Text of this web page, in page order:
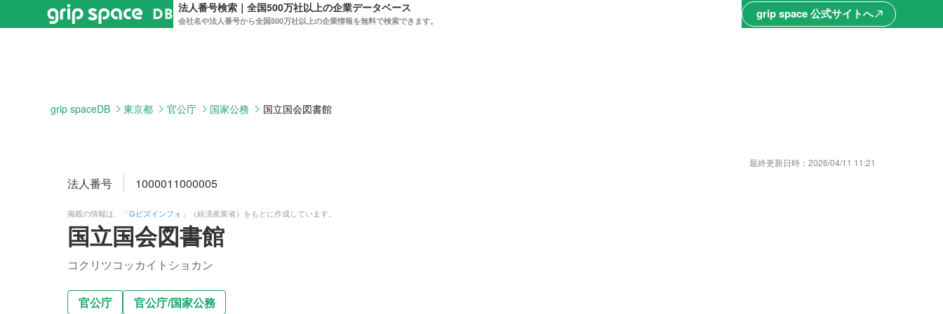
法人番号検索｜全国500万社以上の企業データベース
会社名や法人番号から全国500万社以上の企業情報を無料で検索できます。 grip space 公式サイトへnorth_east
grip spaceDB 東京都 官公庁 国家公務 国立国会図書館
最終更新日時： 2026/04/11 11:21
法人番号 1000011000005
掲載の情報は、「Gビズインフォ 」（経済産業省）をもとに作成しています。
国立国会図書館
コクリツコッカイトショカン
官公庁 官公庁/国家公務